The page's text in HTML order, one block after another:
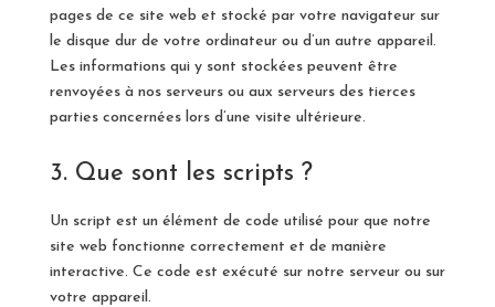
pages de ce site web et stocké par votre navigateur sur
le disque dur de votre ordinateur ou d’un autre appareil.
Les informations qui y sont stockées peuvent être
renvoyées à nos serveurs ou aux serveurs des tierces
parties concernées lors d’une visite ultérieure.
3. Que sont les scripts ?
Un script est un élément de code utilisé pour que notre
site web fonctionne correctement et de manière
interactive. Ce code est exécuté sur notre serveur ou sur
votre appareil.